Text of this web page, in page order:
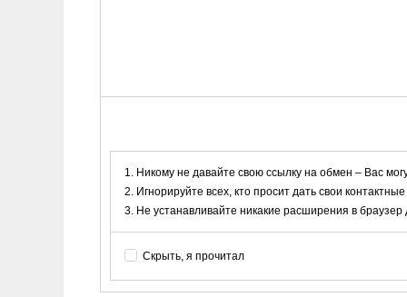
Никому не давайте свою ссылку на обмен – Вас
Игнорируйте всех, кто просит дать свои
Не устанавливайте никакие расширения в
Скрыть, я прочитал